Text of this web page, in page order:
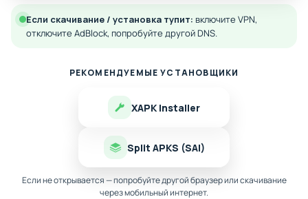
Если скачивание / установка тупит: включите VPN,
отключите AdBlock, попробуйте другой DNS.
РЕКОМЕНДУЕМЫЕ УСТАНОВЩИКИ
XAPK Installer
Split APKS (SAI)
Если не открывается — попробуйте другой браузер или скачивание
через мобильный интернет.